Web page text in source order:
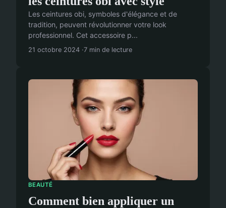
Les ceintures obi, symboles d'élégance et de
tradition, peuvent révolutionner votre look
professionnel. Cet accessoire p...
21 octobre 2024 7 min de lecture
BEAUTÉ
Comment bien appliquer un